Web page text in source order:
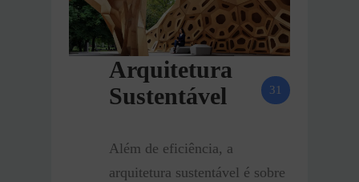
Arquitetura
Sustentável
31
Além de eficiência, a
arquitetura sustentável é sobre